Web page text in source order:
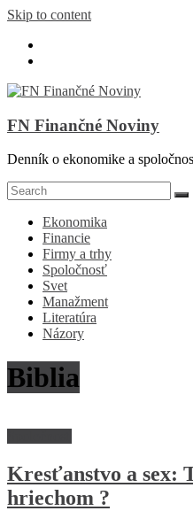
Skip to content
FN Finančné Noviny
Denník o ekonomike a
Ekonomika
Financie
Firmy a trhy
Spoločnosť
Svet
Manažment
Literatúra
Názory
Biblia
Kresťanstvo a sex:
hriechom ?